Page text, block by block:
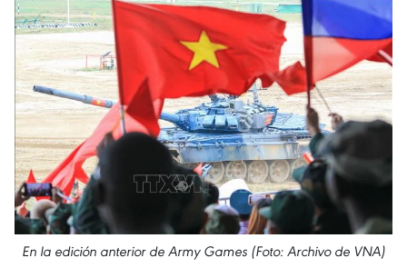
En la edición anterior de Army Games (Foto: Archivo de VNA)